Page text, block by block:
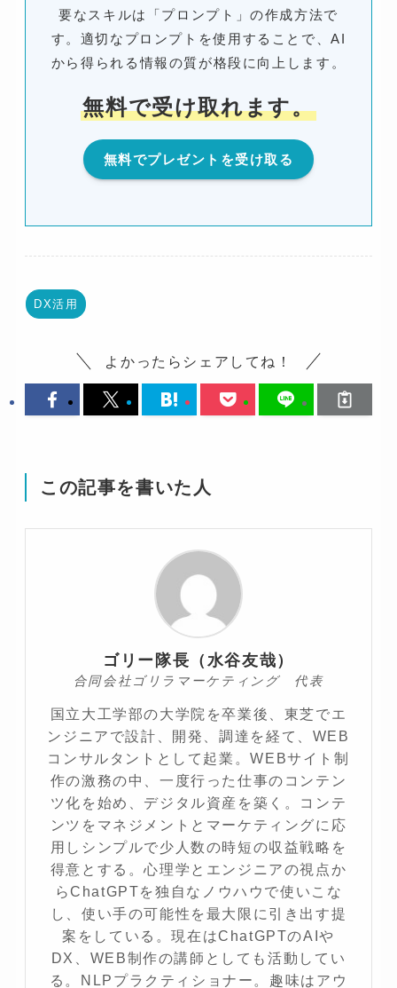
要なスキルは「プロンプト」の作成方法で
す。適切なプロンプトを使用することで、AI
から得られる情報の質が格段に向上します。
無料で受け取れます。
無料でプレゼントを受け取る
DX活用
よかったらシェアしてね！
この記事を書いた人
ゴリー隊長（水谷友哉）
合同会社ゴリラマーケティング 代表
国立大工学部の大学院を卒業後、東芝でエ
ンジニアで設計、開発、調達を経て、WEB
コンサルタントとして起業。WEBサイト制
作の激務の中、一度行った仕事のコンテン
ツ化を始め、デジタル資産を築く。コンテ
ンツをマネジメントとマーケティングに応
用しシンプルで少人数の時短の収益戦略を
得意とする。心理学とエンジニアの視点か
らChatGPTを独自なノウハウで使いこな
し、使い手の可能性を最大限に引き出す提
案をしている。現在はChatGPTのAIや
DX、WEB制作の講師としても活動してい
る。NLPプラクティショナー。趣味はアウ